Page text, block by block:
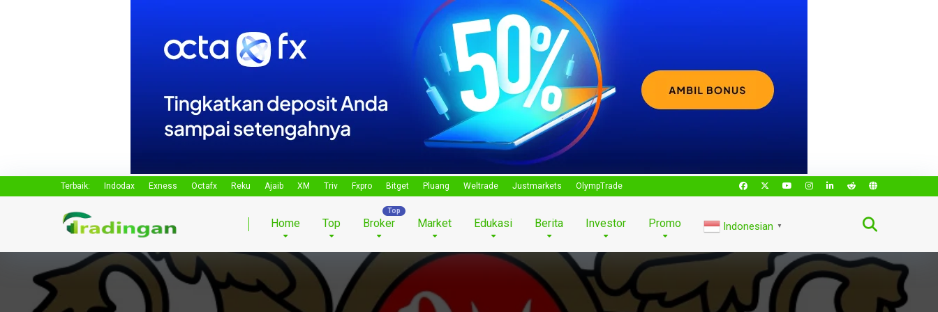
Terbaik: Indodax Exness Octafx Reku Ajaib XM Triv Fxpro Bitget Pluang Weltrade Justmarkets OlympTrade
Home Top Broker Market Edukasi Berita Investor Promo Indonesian ▼